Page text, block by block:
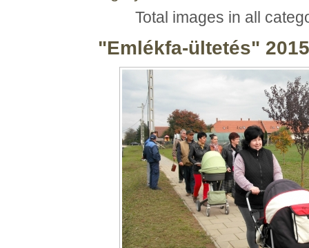
Total images in all
"Emlékfa-ültetés"